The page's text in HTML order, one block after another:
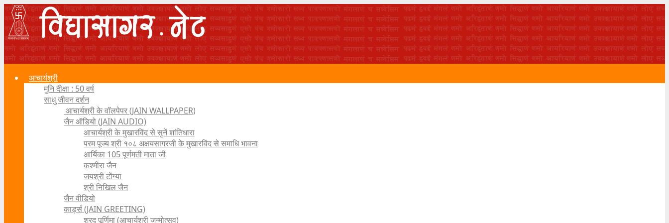
आचार्यश्री
मुनि दीक्षा : 50 वर्ष
साधु जीवन दर्शन
आचार्यश्री के वॉलपेपर (JAIN WALLPAPER)
जैन ऑडियो (JAIN AUDIO)
आचार्यश्री के मुखारविंद से सुनें शांतिधारा
परम पूज्य श्री १०८ अक्षयसागरजी के मुखारविंद से समाधि भावना
आर्यिका 105 पूर्णमती माता जी
कश्मीरा जैन
जयश्री टोंग्या
श्री निखिल जैन
जैन वीडियो
कार्ड्स (JAIN GREETING)
शरद पूर्णिमा (आचार्यश्री जन्मोत्सव)